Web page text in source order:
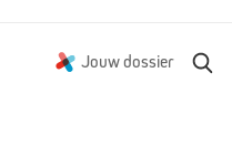
Jouw dossier